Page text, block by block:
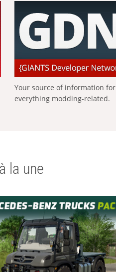
Your source of information for
everything modding-related.
la une